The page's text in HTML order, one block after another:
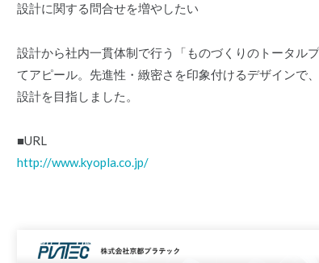
設計に関する問合せを増やしたい
設計から社内一貫体制で行う「ものづくりのトータル
てアピール。先進性・緻密さを印象付けるデザインで
設計を目指しました。
■URL
http://www.kyopla.co.jp/